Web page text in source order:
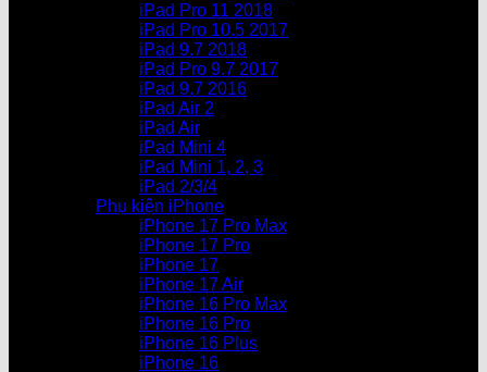
iPad Pro 11 2018
iPad Pro 10.5 2017
iPad 9.7 2018
iPad Pro 9.7 2017
iPad 9.7 2016
iPad Air 2
iPad Air
iPad Mini 4
iPad Mini 1, 2, 3
iPad 2/3/4
Phụ kiện iPhone
iPhone 17 Pro Max
iPhone 17 Pro
iPhone 17
iPhone 17 Air
iPhone 16 Pro Max
iPhone 16 Pro
iPhone 16 Plus
iPhone 16